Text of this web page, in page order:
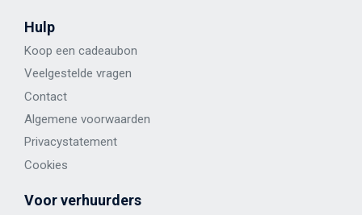
Hulp
Koop een cadeaubon
Veelgestelde vragen
Contact
Algemene voorwaarden
Privacystatement
Cookies
Voor verhuurders